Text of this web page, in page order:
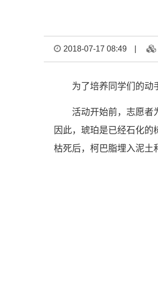
2018-07-17 08:49
为了培养同学们的动
活动开始前，志愿者
因此，琥珀是已经石化
枯死后，柯巴脂埋入泥土